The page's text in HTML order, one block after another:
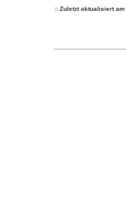
:: Zuletzt aktualisiert